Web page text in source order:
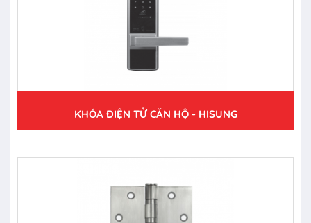
KHÓA ĐIỆN TỬ CĂN HỘ - HISUNG